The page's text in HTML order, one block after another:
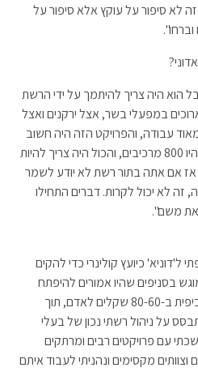
לא סיפור על עוקץ אלא סיפור על
הוא היה צריך להיתמך על ידי הרשת
במפעלי בשר, אצל ירקנים ואצל
עבודה, והפרויקט הזה היה חשוב
לו. הבעיה הייתה שעל כל מתכון היו 800 מרכיבים, והכול היה צריך להיות
אם אתה בתור רשת לא יודע לשמר
זה לא יכול לקרות. דברים התחילו
משם".
כיועץ קולינרי כדי להקים
בסניפים שהיו אמורים להיפתח
בכל רחבי הארץ, ולהעניק חוויה כיפית ב-80-60 שקלים לאדם, תוך
על ניהול רשתי נכון של בעלי
עם פרויקטים רבים ומרתקים
וצוותים מקסימים ונהניתי לעבוד איתם